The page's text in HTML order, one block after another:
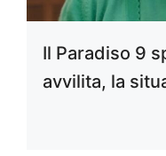
Il Paradiso 9
avvilita, la